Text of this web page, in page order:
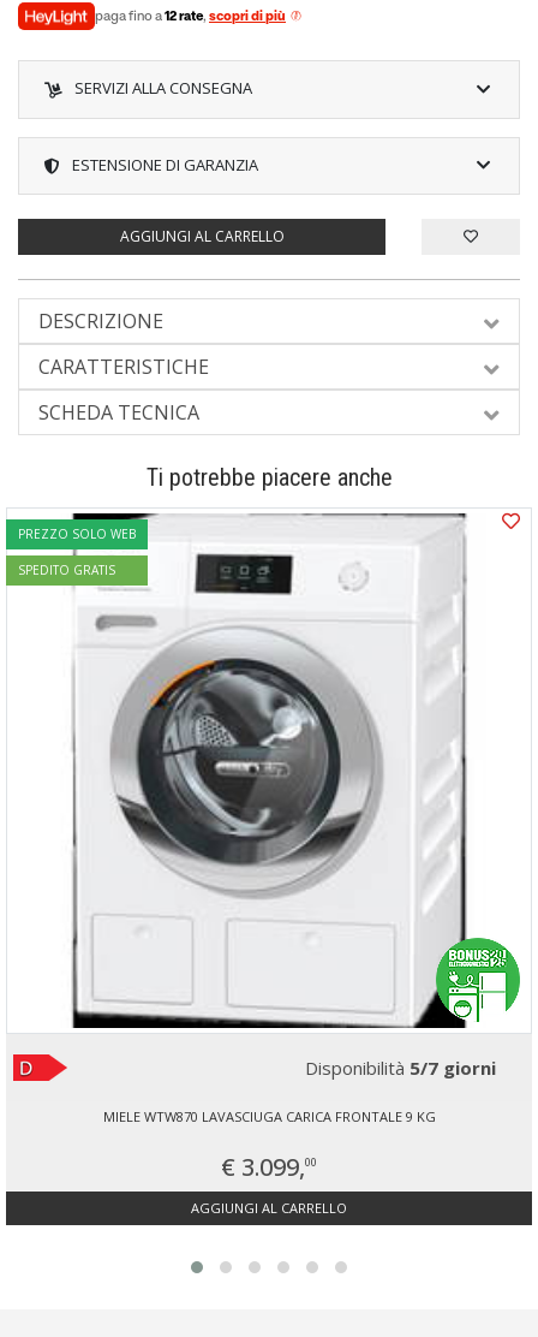
paga fino a12 rate, scopri di più
SERVIZI ALLA CONSEGNA
ESTENSIONE DI GARANZIA
AGGIUNGI AL CARRELLO
DESCRIZIONE
CARATTERISTICHE
SCHEDA TECNICA
Ti potrebbe piacere anche
PREZZO SOLO WEB
SPEDITO GRATIS
Disponibilità 5/7 giorni
MIELE WTW870 LAVASCIUGA CARICA FRONTALE 9 KG
€ 3.099,00
AGGIUNGI AL CARRELLO